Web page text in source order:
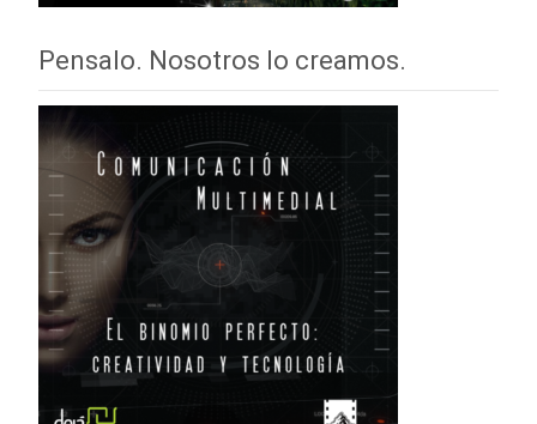
Pensalo. Nosotros lo creamos.